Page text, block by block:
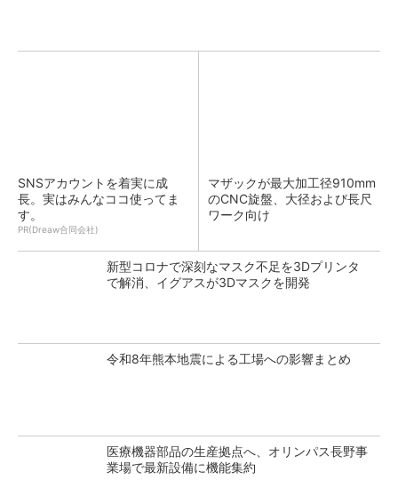
SNSアカウントを着実に成
長。実はみんなココ使ってま
す。
PR(Dreaw合同会社)
マザックが最大加工径910mm
のCNC旋盤、大径および長尺
ワーク向け
新型コロナで深刻なマスク不足を3Dプリンタ
で解消、イグアスが3Dマスクを開発
令和8年熊本地震による工場への影響まとめ
医療機器部品の生産拠点へ、オリンパス長野事
業場で最新設備に機能集約